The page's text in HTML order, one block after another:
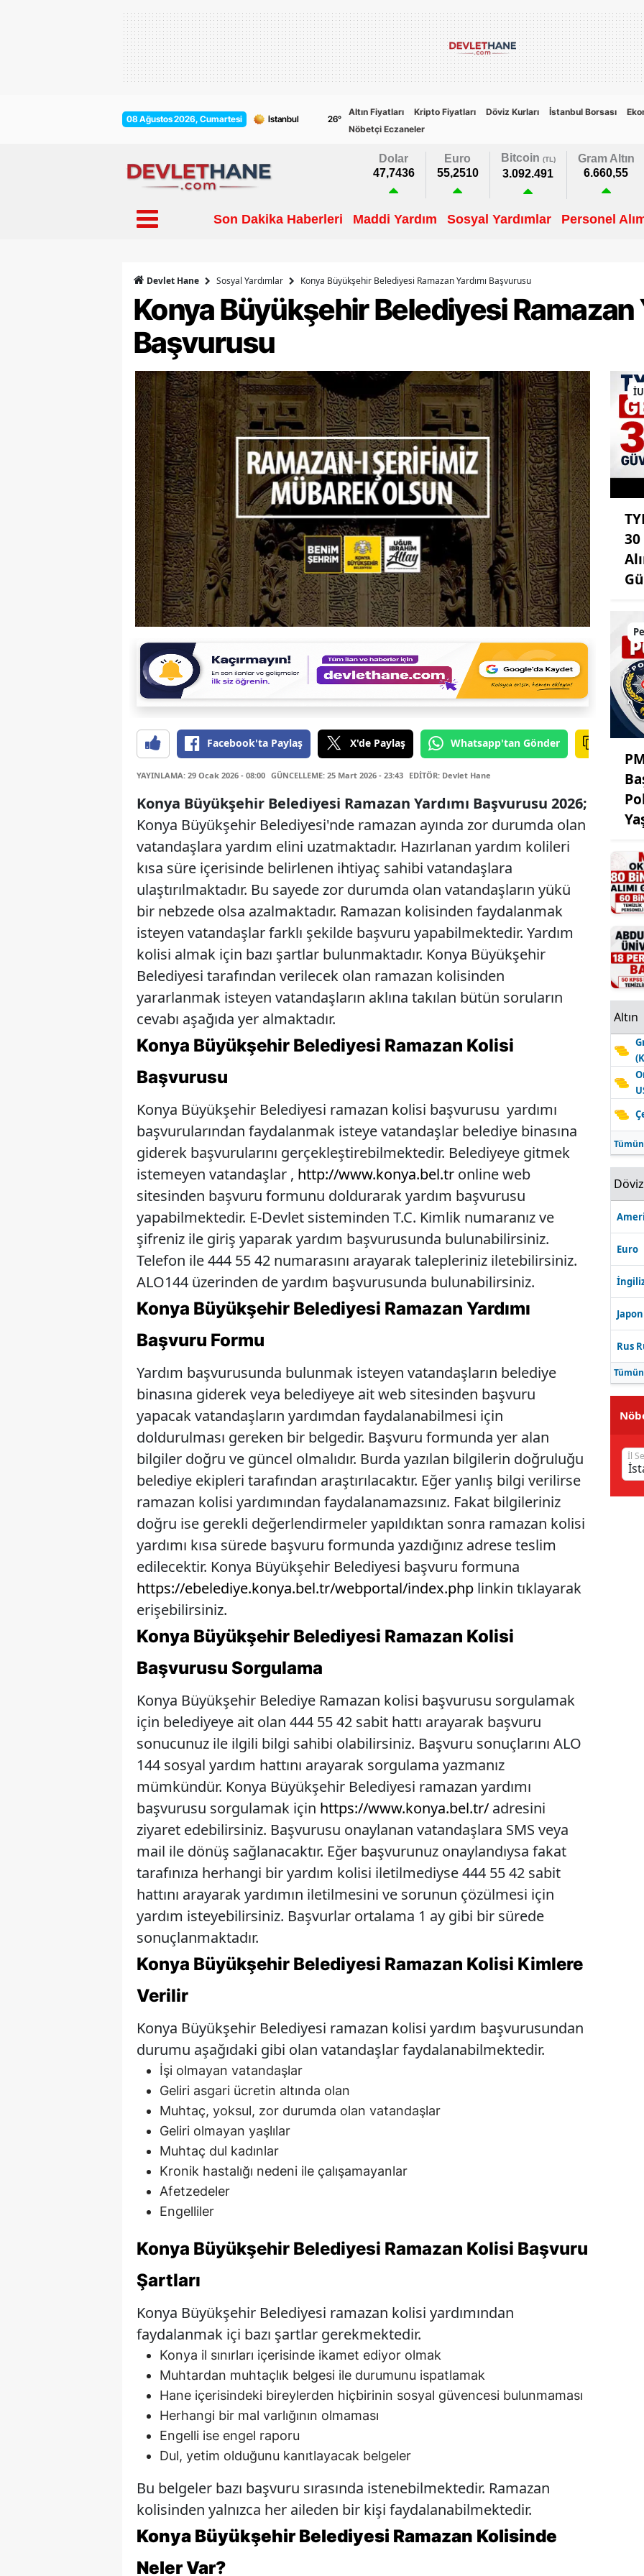
08 Ağustos 2026, Cumartesi 26°
Altın Fiyatları Kripto Fiyatları Döviz Kurları İstanbul Borsası
Nöbetçi Eczaneler
Dolar
47,7436
Euro
55,2510
Bitcoin (TL)
3.092.491
Gram Altın
6.660,55
Son Dakika Haberleri Maddi Yardım Sosyal Yardımlar Personel
Devlet Hane Sosyal Yardımlar Konya Büyükşehir Belediyesi Ramazan Yardımı Başvurusu
Konya Büyükşehir Belediyesi Ramazan
Başvurusu
Facebook'ta Paylaş X'de Paylaş Whatsapp'tan Gönder
YAYINLAMA: 29 Ocak 2026 - 08:00 GÜNCELLEME: 25 Mart 2026 - 23:43 EDİTÖR: Devlet Hane
Konya Büyükşehir Belediyesi Ramazan Yardımı Başvurusu 2026;
Konya Büyükşehir Belediyesi'nde ramazan ayında zor durumda olan
vatandaşlara yardım elini uzatmaktadır. Hazırlanan yardım kolileri
kısa süre içerisinde belirlenen ihtiyaç sahibi vatandaşlara
ulaştırılmaktadır. Bu sayede zor durumda olan vatandaşların yükü
bir nebzede olsa azalmaktadır. Ramazan kolisinden faydalanmak
isteyen vatandaşlar farklı şekilde başvuru yapabilmektedir. Yardım
kolisi almak için bazı şartlar bulunmaktadır. Konya Büyükşehir
Belediyesi tarafından verilecek olan ramazan kolisinden
yararlanmak isteyen vatandaşların aklına takılan bütün soruların
cevabı aşağıda yer almaktadır.
Konya Büyükşehir Belediyesi Ramazan Kolisi
Başvurusu
Konya Büyükşehir Belediyesi ramazan kolisi başvurusu yardımı
başvurularından faydalanmak isteye vatandaşlar belediye binasına
giderek başvurularını gerçekleştirebilmektedir. Belediyeye gitmek
istemeyen vatandaşlar , http://www.konya.bel.tr online web
sitesinden başvuru formunu doldurarak yardım başvurusu
yapabilmektedir. E-Devlet sisteminden T.C. Kimlik numaranız ve
şifreniz ile giriş yaparak yardım başvurusunda bulunabilirsiniz.
Telefon ile 444 55 42 numarasını arayarak talepleriniz iletebilirsiniz.
ALO144 üzerinden de yardım başvurusunda bulunabilirsiniz.
Konya Büyükşehir Belediyesi Ramazan Yardımı
Başvuru Formu
Yardım başvurusunda bulunmak isteyen vatandaşların belediye
binasına giderek veya belediyeye ait web sitesinden başvuru
yapacak vatandaşların yardımdan faydalanabilmesi için
doldurulması gereken bir belgedir. Başvuru formunda yer alan
bilgiler doğru ve güncel olmalıdır. Burda yazılan bilgilerin doğruluğu
belediye ekipleri tarafından araştırılacaktır. Eğer yanlış bilgi verilirse
ramazan kolisi yardımından faydalanamazsınız. Fakat bilgileriniz
doğru ise gerekli değerlendirmeler yapıldıktan sonra ramazan kolisi
yardımı kısa sürede başvuru formunda yazdığınız adrese teslim
edilecektir. Konya Büyükşehir Belediyesi başvuru formuna
https://ebelediye.konya.bel.tr/webportal/index.php linkin tıklayarak
erişebilirsiniz.
Konya Büyükşehir Belediyesi Ramazan Kolisi
Başvurusu Sorgulama
Konya Büyükşehir Belediye Ramazan kolisi başvurusu sorgulamak
için belediyeye ait olan 444 55 42 sabit hattı arayarak başvuru
sonucunuz ile ilgili bilgi sahibi olabilirsiniz. Başvuru sonuçlarını ALO
144 sosyal yardım hattını arayarak sorgulama yazmanız
mümkündür. Konya Büyükşehir Belediyesi ramazan yardımı
başvurusu sorgulamak için https://www.konya.bel.tr/ adresini
ziyaret edebilirsiniz. Başvurusu onaylanan vatandaşlara SMS veya
mail ile dönüş sağlanacaktır. Eğer başvurunuz onaylandıysa fakat
tarafınıza herhangi bir yardım kolisi iletilmediyse 444 55 42 sabit
hattını arayarak yardımın iletilmesini ve sorunun çözülmesi için
yardım isteyebilirsiniz. Başvurlar ortalama 1 ay gibi bir sürede
sonuçlanmaktadır.
Konya Büyükşehir Belediyesi Ramazan Kolisi Kimlere
Verilir
Konya Büyükşehir Belediyesi ramazan kolisi yardım başvurusundan
durumu aşağıdaki gibi olan vatandaşlar faydalanabilmektedir.
İşi olmayan vatandaşlar
Geliri asgari ücretin altında olan
Muhtaç, yoksul, zor durumda olan vatandaşlar
Geliri olmayan yaşlılar
Muhtaç dul kadınlar
Kronik hastalığı nedeni ile çalışamayanlar
Afetzedeler
Engelliler
Konya Büyükşehir Belediyesi Ramazan Kolisi Başvuru
Şartları
Konya Büyükşehir Belediyesi ramazan kolisi yardımından
faydalanmak içi bazı şartlar gerekmektedir.
Konya il sınırları içerisinde ikamet ediyor olmak
Muhtardan muhtaçlık belgesi ile durumunu ispatlamak
Hane içerisindeki bireylerden hiçbirinin sosyal güvencesi bulunmaması
Herhangi bir mal varlığının olmaması
Engelli ise engel raporu
Dul, yetim olduğunu kanıtlayacak belgeler
Bu belgeler bazı başvuru sırasında istenebilmektedir. Ramazan
kolisinden yalnızca her aileden bir kişi faydalanabilmektedir.
Konya Büyükşehir Belediyesi Ramazan Kolisinde
Neler Var?
Altın
Döviz
Euro
Rus
İl